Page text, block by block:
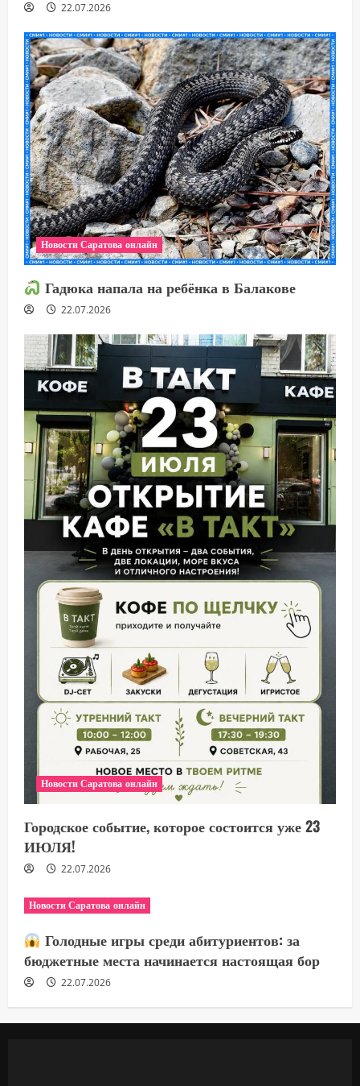
22.07.2026
Новости Саратова онлайн
Гадюка напала на ребёнка в Балакове
22.07.2026
Новости Саратова онлайн
Городское событие, которое состоится уже 23
ИЮЛЯ!
22.07.2026
Новости Саратова онлайн
Голодные игры среди абитуриентов: за
бюджетные места начинается настоящая бор
22.07.2026